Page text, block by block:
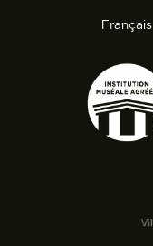
Français